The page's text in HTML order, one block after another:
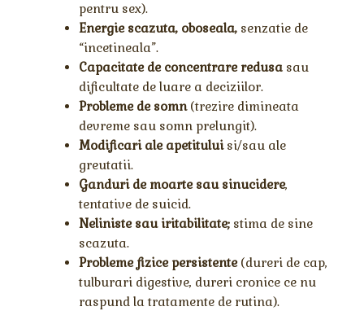
pentru sex).
Energie scazuta, oboseala, senzatie de
“incetineala”.
Capacitate de concentrare redusa sau
dificultate de luare a deciziilor.
Probleme de somn(trezire dimineata
devreme sau somn prelungit).
Modificari ale apetituluisi/sau ale
greutatii.
Ganduri de moarte sau sinucidere,
tentative de suicid.
Neliniste sau iritabilitate; stima de sine
scazuta.
Probleme fizice persistente(dureri de cap,
tulburari digestive, dureri cronice ce nu
raspund la tratamente de rutina).